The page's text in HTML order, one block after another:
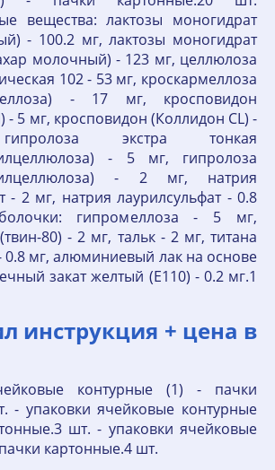
вещества: лактозы моногидрат
- 100.2 мг, лактозы моногидрат
молочный) - 123 мг, целлюлоза
102 - 53 мг, кроскармеллоза
- 17 мг, кросповидон
- 5 мг, кросповидон (Коллидон CL) -
экстра тонкая
- 5 мг, гипролоза
- 2 мг, натрия
- 2 мг, натрия лаурилсульфат - 0.8
гипромеллоза - 5 мг,
80) - 2 мг, тальк - 2 мг, титана
0.8 мг, алюминиевый лак на основе
закат желтый (Е110) - 0.2 мг.1
инструкция + цена в
контурные (1) - пачки
- упаковки ячейковые контурные
шт. - упаковки ячейковые
картонные.4 шт.